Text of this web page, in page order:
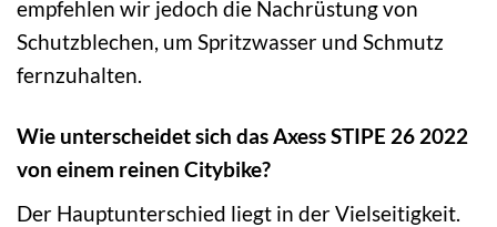
empfehlen wir jedoch die Nachrüstung von
Schutzblechen, um Spritzwasser und Schmutz
fernzuhalten.
Wie unterscheidet sich das Axess STIPE 26 2022
von einem reinen Citybike?
Der Hauptunterschied liegt in der Vielseitigkeit.